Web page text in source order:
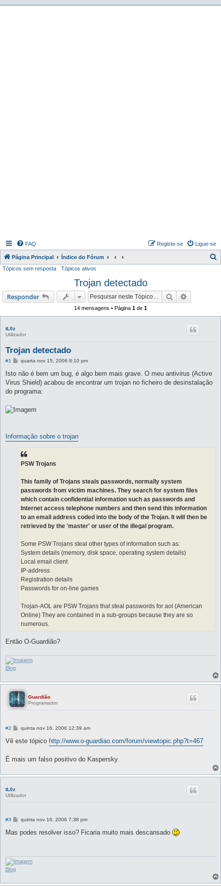
FAQ Ligue-se
Registe-se
Página Principal Índice do Fórum
i
Tópicos sem resposta Tópicos ativos
Trojan detectado
Responder Pesquisar
14 mensagens • Página 1 de 1
tL0z
Utilizador
Trojan detectado
#1
M
n
a
g
quarta nov 15, 2006 8:10 pm
Isto não é bem um bug, é algo bem mais grave. O meu antivirus (Active
Virus Shield) acabou de encontrar um trojan no ficheiro de desinstalação
do programa:
Informação sobre o trojan
PSW Trojans
This family of Trojans steals passwords, normally system
passwords from victim machines. They search for system files
which contain confidential information such as passwords and
Internet access telephone numbers and then send this information
to an email address coded into the body of the Trojan. It will then be
retrieved by the 'master' or user of the illegal program.
Some PSW Trojans steal other types of information such as:
System details (memory, disk space, operating system details)
Local email client
IP-address
Registration details
Passwords for on-line games
Trojan-AOL are PSW Trojans that steal passwords for aol (American
Online) They are contained in a sub-groups because they are so
numerous.
Então O-Guardião?
Blog
Guardião
Programador
#2
M
n
g
e
quinta nov 16, 2006 12:39 am
Vê este tópico http://www.o-guardiao.com/forum/viewtopic.php?t=467
É mais um falso positivo do Kaspersky.
tL0z
Utilizador
#3
M
n
s
m
quinta nov 16, 2006 7:38 pm
Mas podes resolver isso? Ficaria muito mais descansado
Blog